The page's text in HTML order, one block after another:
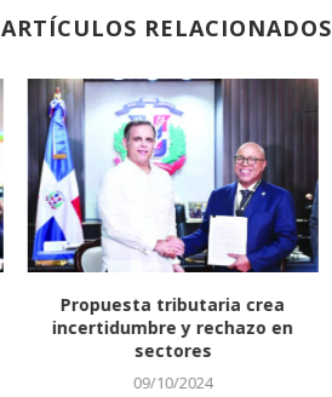
ARTÍCULOS RELACIONADOS
Propuesta tributaria crea
incertidumbre y rechazo en
sectores
09/10/2024